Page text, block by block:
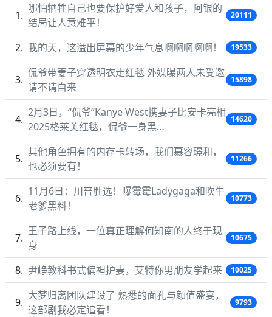
哪怕牺牲自己也要保护好爱人和孩子，阿银的
结局让人意难平！
20111
我的天，这溢出屏幕的少年气息啊啊啊啊啊！ 19533
侃爷带妻子穿透明衣走红毯 外媒曝两人未受邀
请不请自来
15898
2月3日，“侃爷”Kanye West携妻子比安卡亮相
2025格莱美红毯，侃爷一身黑…
14620
其他角色拥有的内存卡转场，我们慕容璟和，
也必须要有！
11266
11月6日：川普胜选！曝霉霉Ladygaga和吹牛
老爹黑料！
10773
王子路上线，一位真正理解何知南的人终于现
身
10675
尹峥教科书式偏袒护妻，艾特你男朋友学起来 10025
大梦归离团队建设了 熟悉的面孔与颜值盛宴，
这部剧我必定追看！
9793